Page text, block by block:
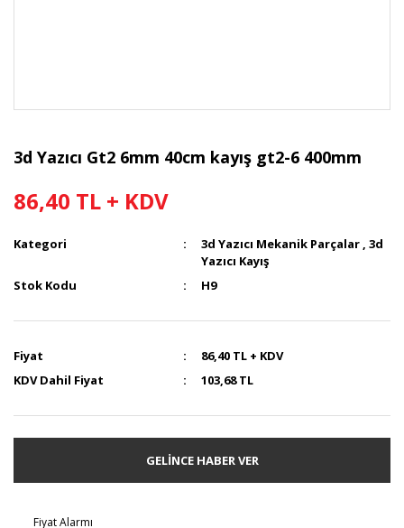
3d Yazıcı Gt2 6mm 40cm kayış gt2-6 400mm
86,40 TL + KDV
Kategori 3d Yazıcı Mekanik Parçalar ,3d
Yazıcı Kayış
Stok Kodu
H9
Fiyat
86,40 TL + KDV
KDV Dahil Fiyat
103,68 TL
GELİNCE HABER VER
Fiyat Alarmı